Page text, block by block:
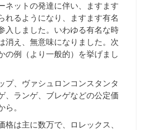
ネットの発達に伴い、ますます
れるようになり、ますます有名
入しました。いわゆる有名な時
消え、無意味になりました。次
の例（より一般的）を挙げまし
プ、ヴァシュロンコンスタンタ
、ランゲ、ブレゲなどの公定価
。
格は主に数万で、ロレックス、